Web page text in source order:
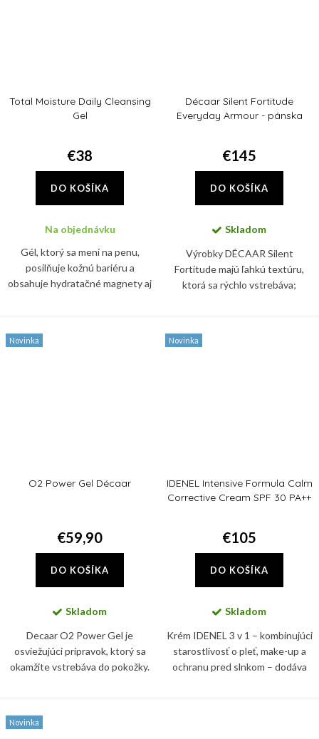
Total Moisture Daily Cleansing
Gel
€38
DO KOŠÍKA
Na objednávku
Gél, ktorý sa mení na penu,
posilňuje kožnú bariéru a
obsahuje hydratačné magnety aj
Décaar Silent Fortitude
Everyday Armour - pánska
€145
DO KOŠÍKA
Skladom
Výrobky DÉCAAR Silent
Fortitude majú ľahkú textúru,
ktorá sa rýchlo vstrebáva;
hydratujú a regenerujú.
Novinka
O2 Power Gel Décaar
€59,90
DO KOŠÍKA
Skladom
Decaar O2 Power Gel je
osviežujúci prípravok, ktorý sa
okamžite vstrebáva do pokožky.
vstrebáva a ihneď pomáha
Novinka
IDENEL Intensive Formula Calm
Corrective Cream SPF 30 PA++
€105
DO KOŠÍKA
Skladom
Krém IDENEL 3 v 1 – kombinujúci
starostlivosť o pleť, make-up a
ochranu pred slnkom – dodáva
Novinka